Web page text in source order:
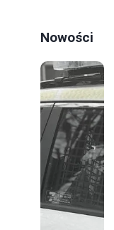
Nowości